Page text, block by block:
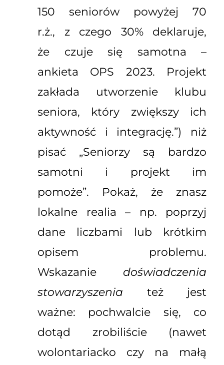
150 seniorów powyżej 70
r.ż., z czego 30% deklaruje,
że czuje się samotna –
ankieta OPS 2023. Projekt
zakłada utworzenie klubu
seniora, który zwiększy ich
aktywność i integrację.”) niż
pisać „Seniorzy są bardzo
samotni i projekt im
pomoże”. Pokaż, że znasz
lokalne realia – np. poprzyj
dane liczbami lub krótkim
opisem problemu.
Wskazanie doświadczenia
stowarzyszenia też jest
ważne: pochwalcie się, co
dotąd zrobiliście (nawet
wolontariacko czy na małą